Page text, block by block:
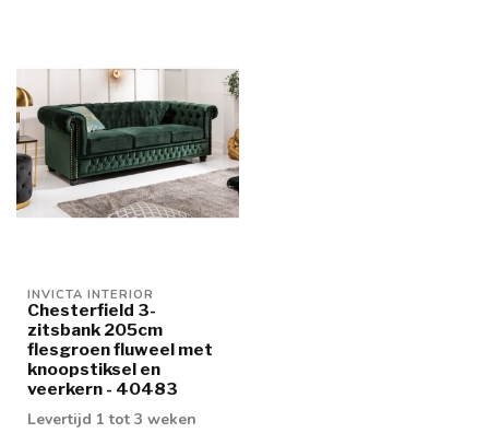
INVICTA INTERIOR
Chesterfield 3-
zitsbank 205cm
flesgroen fluweel met
knoopstiksel en
veerkern - 40483
Levertijd 1 tot 3 weken